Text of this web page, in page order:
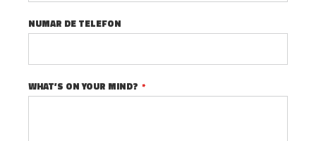
NUMAR DE TELEFON
WHAT’S ON YOUR MIND?